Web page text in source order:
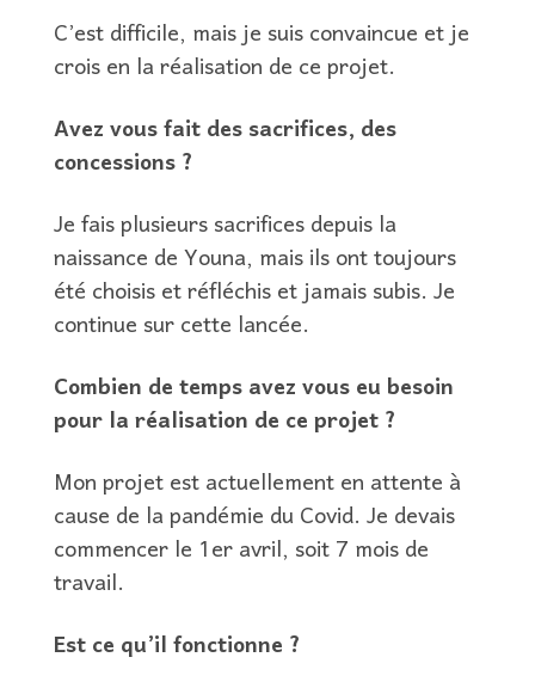
C’est difficile, mais je suis convaincue et je
crois en la réalisation de ce projet.
Avez vous fait des sacrifices, des
concessions ?
Je fais plusieurs sacrifices depuis la
naissance de Youna, mais ils ont toujours
été choisis et réfléchis et jamais subis. Je
continue sur cette lancée.
Combien de temps avez vous eu besoin
pour la réalisation de ce projet ?
Mon projet est actuellement en attente à
cause de la pandémie du Covid. Je devais
commencer le 1er avril, soit 7 mois de
travail.
Est ce qu’il fonctionne ?